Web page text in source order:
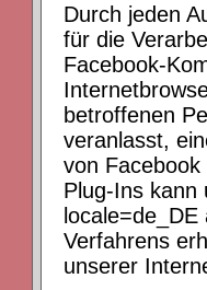
Durch jeden
für die
Facebook-
betroffenen
veranlasst,
von
Plug-Ins kann
Verfahrens
unserer